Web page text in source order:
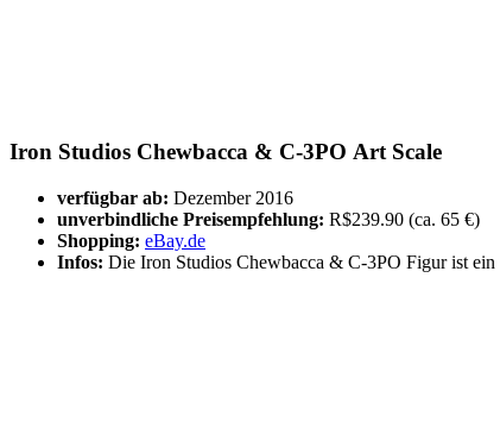
Iron Studios Chewbacca & C-3PO Art Scale
verfügbar ab: Dezember 2016
unverbindliche Preisempfehlung: R$239.90 (ca. 65 €)
Shopping: eBay.de
Infos: Die Iron Studios Chewbacca & C-3PO Figur ist